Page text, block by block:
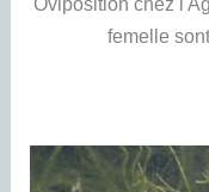
femelle